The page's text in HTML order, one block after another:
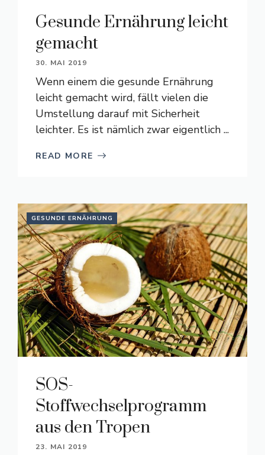
Gesunde Ernährung leicht
gemacht
30. MAI 2019
Wenn einem die gesunde Ernährung
leicht gemacht wird, fällt vielen die
Umstellung darauf mit Sicherheit
leichter. Es ist nämlich zwar eigentlich ...
READ MORE
GESUNDE ERNÄHRUNG
SOS-
Stoffwechselprogramm
aus den Tropen
23. MAI 2019